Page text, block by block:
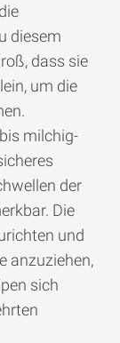
diesem
dass sie
um die
milchig-
der
Die
und
anzuziehen,
sich